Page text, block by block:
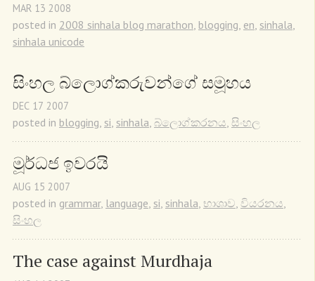
MAR 13 2008
posted in 2008 sinhala blog marathon blogging en sinhala
sinhala unicode
සිංහල බ්ලොග්කරුවන්ගේ සමූහය
DEC 17 2007
posted in blogging si sinhala බ්ලොග්කරනය සිංහල
මූර්ධජ ඉවරයි
AUG 15 2007
posted in grammar, language si sinhala භාශාව වියරනය
සිංහල
The case against Murdhaja